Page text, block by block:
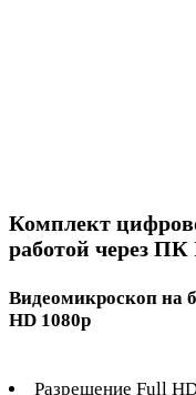
Комплект
работой через ПК
Видеомикроскоп на
HD 1080p
Разрешение Full